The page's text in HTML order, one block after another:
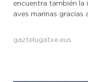
encuentra también la
aves marinas gracias
gaztelugatxe.eus